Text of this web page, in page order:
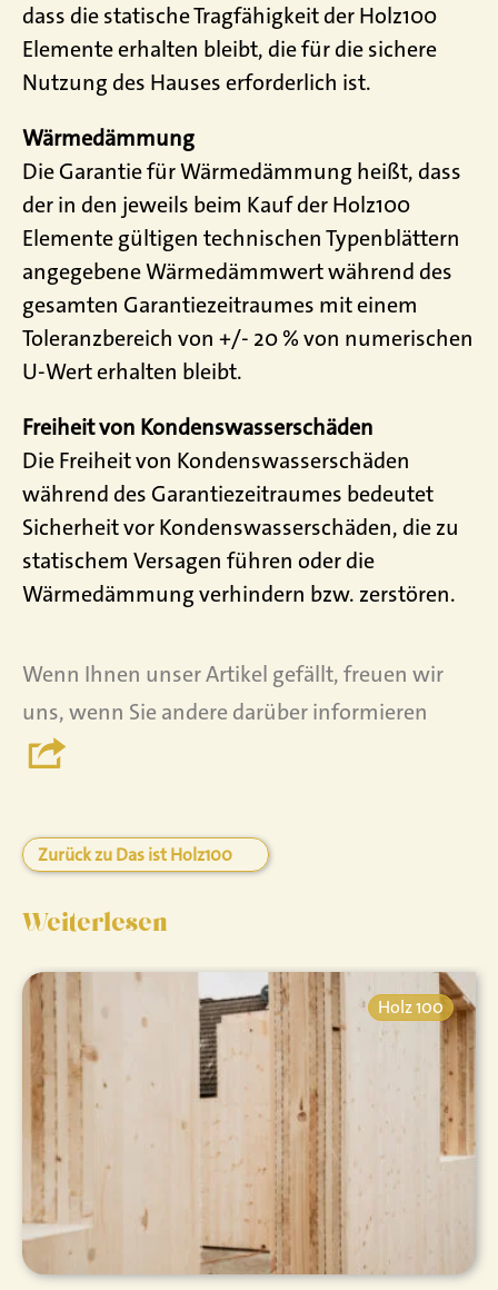
dass die statische Tragfähigkeit der Holz100
Elemente erhalten bleibt, die für die sichere
Nutzung des Hauses erforderlich ist.
Wärmedämmung
Die Garantie für Wärmedämmung heißt, dass
der in den jeweils beim Kauf der Holz100
Elemente gültigen technischen Typenblättern
angegebene Wärmedämmwert während des
gesamten Garantiezeitraumes mit einem
Toleranzbereich von +/- 20 % von numerischen
U-Wert erhalten bleibt.
Freiheit von Kondenswasserschäden
Die Freiheit von Kondenswasserschäden
während des Garantiezeitraumes bedeutet
Sicherheit vor Kondenswasserschäden, die zu
statischem Versagen führen oder die
Wärmedämmung verhindern bzw. zerstören.
Wenn Ihnen unser Artikel gefällt, freuen wir
uns, wenn Sie andere darüber informieren
Zurück zu Das ist Holz100
Weiterlesen
Holz 100